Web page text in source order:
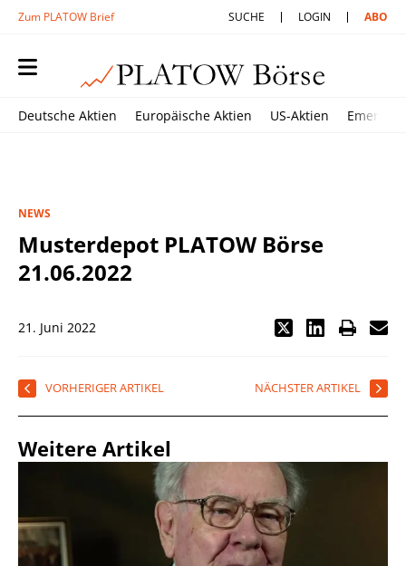
Zum PLATOW Brief SUCHE LOGIN ABO
Deutsche Aktien Europäische Aktien US-Aktien
NEWS
Musterdepot PLATOW Börse
21.06.2022
21. Juni 2022
VORHERIGER ARTIKEL NÄCHSTER ARTIKEL
Weitere Artikel